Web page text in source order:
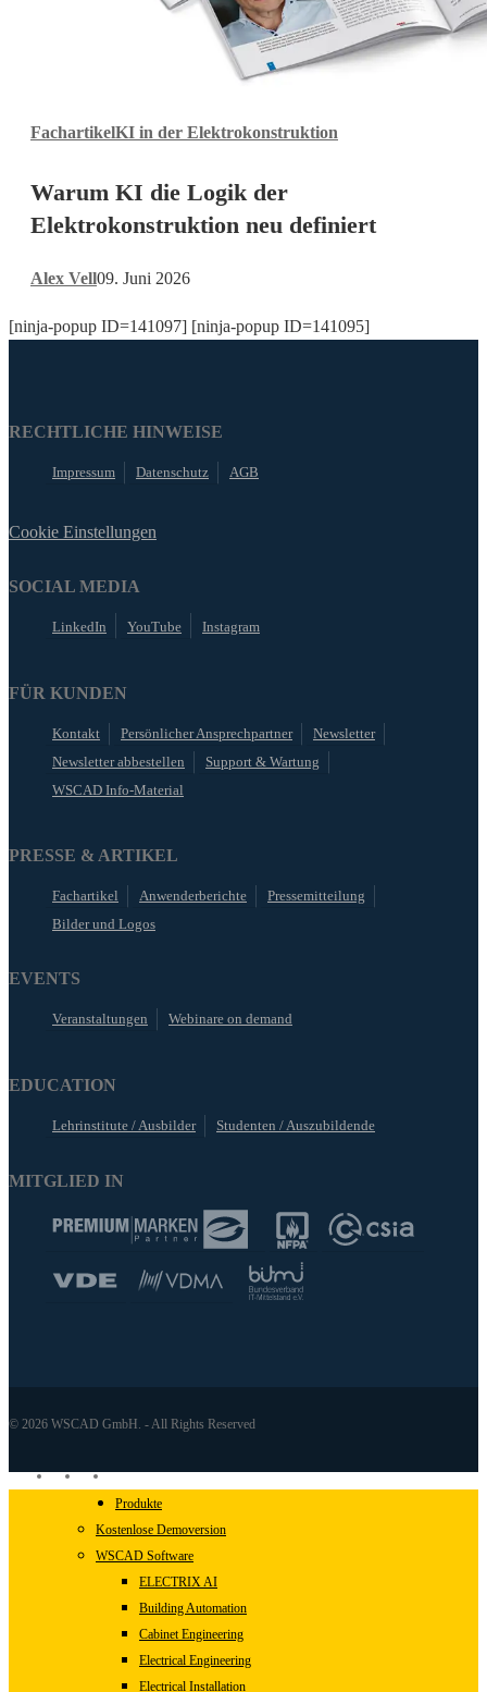
FachartikelKI in der Elektrokonstruktion
Logik
Warum KI die Logik der
Elektrokonstruktion neu definiert
Alex Vell09. Juni 2026
[ninja-popup ID=141097] [ninja-popup ID=141095]
RECHTLICHE HINWEISE
Impressum Datenschutz AGB
Cookie Einstellungen
SOCIAL MEDIA
LinkedIn YouTube Instagram
FÜR KUNDEN
Kontakt Persönlicher Ansprechpartner
Newsletter
Newsletter abbestellen
Support & Wartung
WSCAD Info-Material
PRESSE & ARTIKEL
Fachartikel Anwenderberichte
Pressemitteilung
Bilder und Logos
EVENTS
Veranstaltungen Webinare on demand
EDUCATION
Lehrinstitute / Ausbilder Studenten / Auszubildende
MITGLIED IN
© 2026 WSCAD GmbH. - All Rights Reserved
linkedinyoutubeinstagram
Close
Menu
Produkte
Kostenlose Demoversion
WSCAD Software
ELECTRIX AI
Building Automation
Cabinet Engineering
Electrical Engineering
Electrical Installation